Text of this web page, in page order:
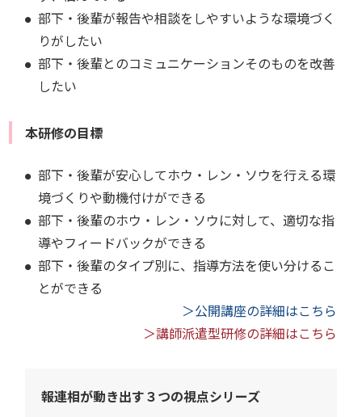
部下・後輩が報告や相談をしやすいような環境づく
りがしたい
部下・後輩とのコミュニケーションそのものを改善
したい
本研修の目標
部下・後輩が安心してホウ・レン・ソウを行える環
境づくりや動機付けができる
部下・後輩のホウ・レン・ソウに対して、適切な指
導やフィードバックができる
部下・後輩のタイプ別に、指導方法を使い分けるこ
とができる
＞公開講座の詳細はこちら
＞講師派遣型研修の詳細はこちら
報連相が動き出す３つの視点シリーズ